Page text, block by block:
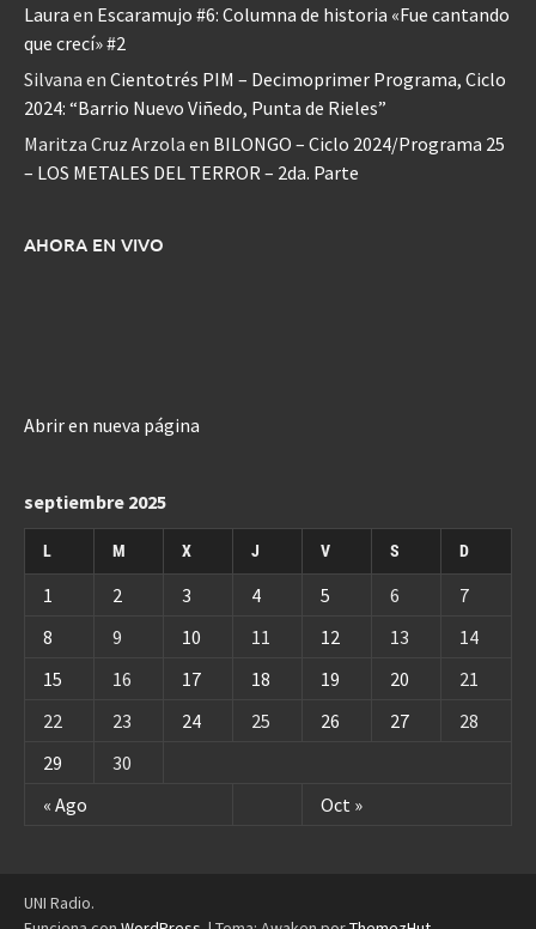
Laura en Escaramujo #6: Columna de historia «Fue cantando
que crecí» #2
Silvana en Cientotrés PIM – Decimoprimer Programa, Ciclo
2024: “Barrio Nuevo Viñedo, Punta de Rieles”
Maritza Cruz Arzola en BILONGO – Ciclo 2024/Programa 25
– LOS METALES DEL TERROR – 2da. Parte
AHORA EN VIVO
Abrir en nueva página
septiembre 2025
L M X J V S D
« Ago Oct »
1 2 3 4 5 6
7
8
9 10 11 12 13
14
15
16 17 18 19 20
21
22
23 24 25 26 27
28
29
30
UNI Radio.